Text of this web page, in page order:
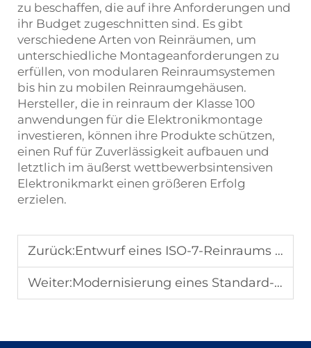
zu beschaffen, die auf ihre Anforderungen und
ihr Budget zugeschnitten sind. Es gibt
verschiedene Arten von Reinräumen, um
unterschiedliche Montageanforderungen zu
erfüllen, von modularen Reinraumsystemen
bis hin zu mobilen Reinraumgehäusen.
Hersteller, die in reinraum der Klasse 100
anwendungen für die Elektronikmontage
investieren, können ihre Produkte schützen,
einen Ruf für Zuverlässigkeit aufbauen und
letztlich im äußerst wettbewerbsintensiven
Elektronikmarkt einen größeren Erfolg
erzielen.
Zurück:Entwurf eines ISO-7-Reinraums für biotechnologische Labore: Kontaminationskontrolle und Workflow-Optimierung
Weiter:Modernisierung eines Standard-Reinraums auf ISO 8: Kosten und technische Aspekte